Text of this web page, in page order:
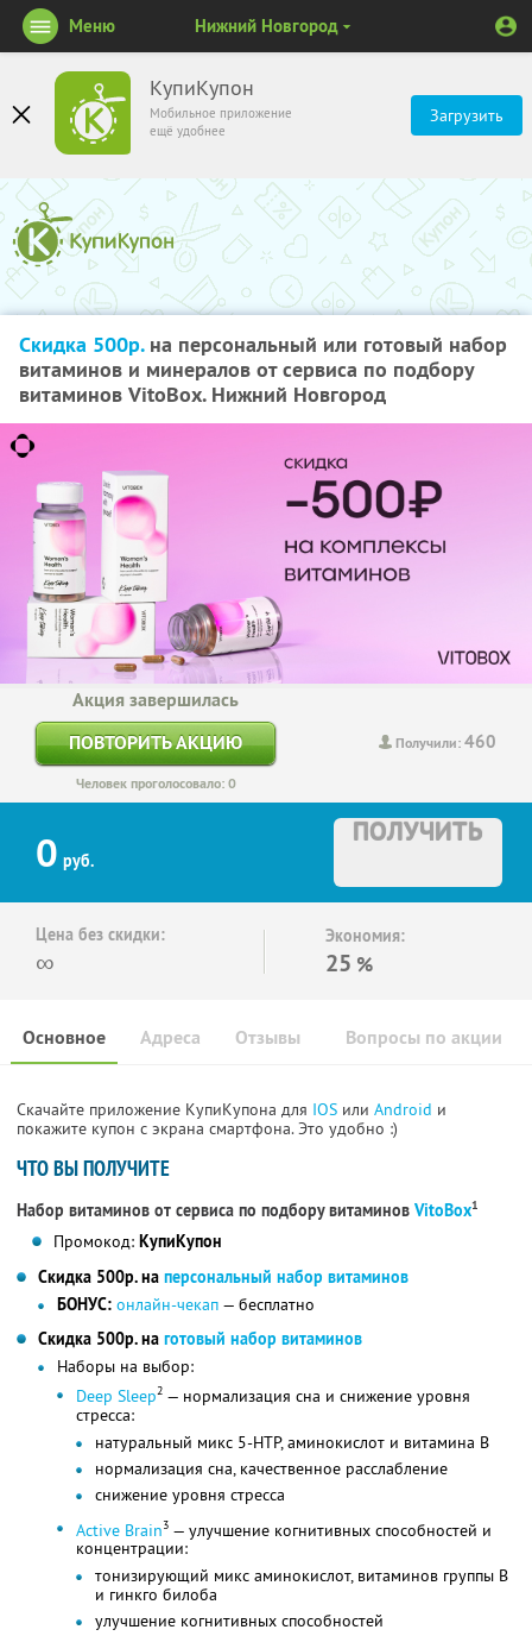
КупиКупон
Мобильное приложение
ещё удобнее
Загрузить
Меню Нижний Новгород
Скидка 500р.на персональный или готовый набор
витаминов и минералов от сервиса по подбору
витаминов VitoBox. Нижний Новгород
Получили:460
Акция завершилась
ПОВТОРИТЬ АКЦИЮ
Человек проголосовало: 0
0 руб.
ПОЛУЧИТЬ
Цена без скидки:
∞
Экономия:
25 %
Основное Отзывы Вопросы по акции
Адреса
Скачайте приложение КупиКупона для IOS или Android и
покажите купон с экрана смартфона. Это удобно :)
ЧТО ВЫ ПОЛУЧИТЕ
Набор витаминов от сервиса по подбору витаминов VitoBox1
Промокод: КупиКупон
Скидка 500р. на персональный набор витаминов
БОНУС: онлайн-чекап — бесплатно
Скидка 500р. на готовый набор витаминов
Наборы на выбор:
Deep Sleep2 — нормализация сна и снижение уровня
стресса:
натуральный микс 5-HTP, аминокислот и витамина B
нормализация сна, качественное расслабление
снижение уровня стресса
Active Brain3 — улучшение когнитивных способностей и
концентрации:
тонизирующий микс аминокислот, витаминов группы B
и гинкго билоба
улучшение когнитивных способностей